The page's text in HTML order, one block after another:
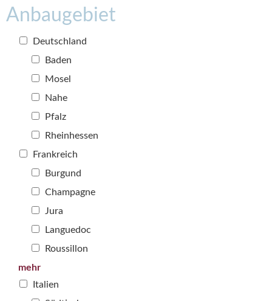
Anbaugebiet
Deutschland
Baden
Mosel
Nahe
Pfalz
Rheinhessen
Frankreich
Burgund
Champagne
Jura
Languedoc
Roussillon
mehr
Italien